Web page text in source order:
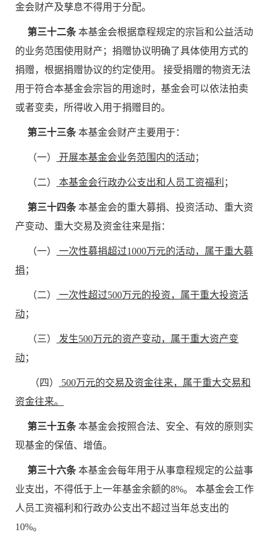
金会财产及孳息不得用于分配。
第三十二条本基金会根据章程规定的宗旨和公益活动
的业务范围使用财产；捐赠协议明确了具体使用方式的
捐赠，根据捐赠协议的约定使用。 接受捐赠的物资无法
用于符合本基金会宗旨的用途时，基金会可以依法拍卖
或者变卖，所得收入用于捐赠目的。
第三十三条本基金会财产主要用于：
（一） 开展本基金会业务范围内的活动；
（二） 本基金会行政办公支出和人员工资福利 ；
第三十四条本基金会的重大募捐、投资活动、重大资
产变动、重大交易及资金往来是指：
（一）
一次性募捐超过1000万元的活动，属于重大募
捐 ；
（二）
一次性超过500万元的投资，属于重大投资活
动；
（三）
发生500万元的资产变动，属于重大资产变
动；
（四）
500万元的交易及资金往来，属于重大交易和
资金往来。
第三十五条本基金会按照合法、安全、有效的原则实
现基金的保值、增值。
第三十六条本基金会每年用于从事章程规定的公益事
业支出，不得低于上一年基金余额的8%。 本基金会工作
人员工资福利和行政办公支出不超过当年总支出的
10%。